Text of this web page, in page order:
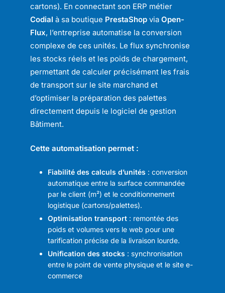
cartons). En connectant son ERP métier
Codial à sa boutique PrestaShop via Open-
Flux, l’entreprise automatise la conversion
complexe de ces unités. Le flux synchronise
les stocks réels et les poids de chargement,
permettant de calculer précisément les frais
de transport sur le site marchand et
d’optimiser la préparation des palettes
directement depuis le logiciel de gestion
Bâtiment.
Cette automatisation permet :
Fiabilité des calculs d’unités : conversion
automatique entre la surface commandée
par le client (m²) et le conditionnement
logistique (cartons/palettes).
Optimisation transport : remontée des
poids et volumes vers le web pour une
tarification précise de la livraison lourde.
Unification des stocks : synchronisation
entre le point de vente physique et le site e-
commerce